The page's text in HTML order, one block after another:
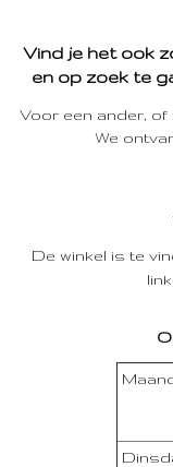
Vind je het ook
en op zoek te
Voor een ander,
We
De winkel is te